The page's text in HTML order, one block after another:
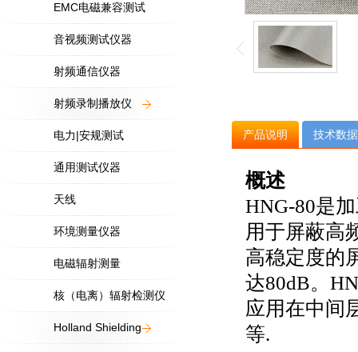
EMC电磁兼容测试
音视频测试仪器
射频通信仪器
射频录制播放仪
电力|安规测试
通用测试仪器
天线
环境测量仪器
电磁辐射测量
核（电离）辐射检测仪
Holland Shielding
产品说明 技术数据
概述
HNG-80是
用于屏蔽高
高稳定度的
达80dB。
应用在中间
等.